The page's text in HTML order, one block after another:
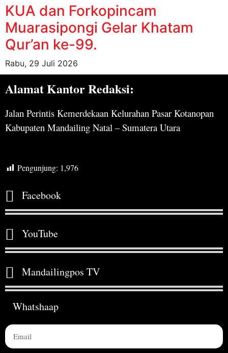
KUA dan Forkopincam
Muarasipongi Gelar Khatam
Qur’an ke-99.
Rabu, 29 Juli 2026
Alamat Kantor Redaksi:
Jalan Perintis Kemerdekaan Kelurahan Pasar Kotanopan
Kabupaten Mandailing Natal – Sumatera Utara
Pengunjung: 1,976
Facebook
YouTube
Mandailingpos TV
Whatshaap